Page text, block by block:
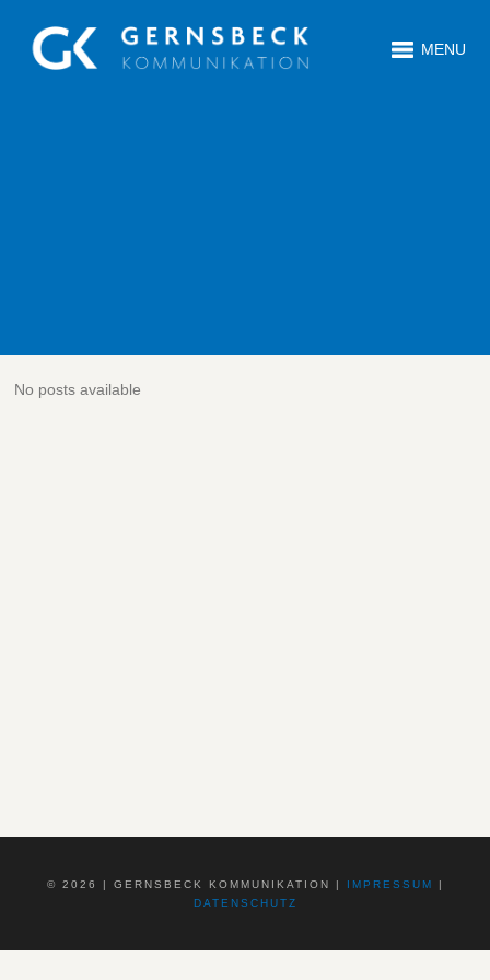
MENU
No posts available
© 2026 | GERNSBECK KOMMUNIKATION | IMPRESSUM
|
DATENSCHUTZ